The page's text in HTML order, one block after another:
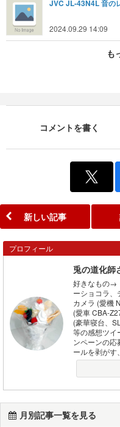
JVC JL-43N4L 音の
2024.09.29 14:09
も
コメントを書く
新しい記事
プロフィール
兎の道化師
好きなもの→
ーショコラ、
カメラ (愛機
(愛車 CBA-
(豪華寝台、
等の感想ツイ
ンペーンの
ールを剥がす
月別記事一覧を見る